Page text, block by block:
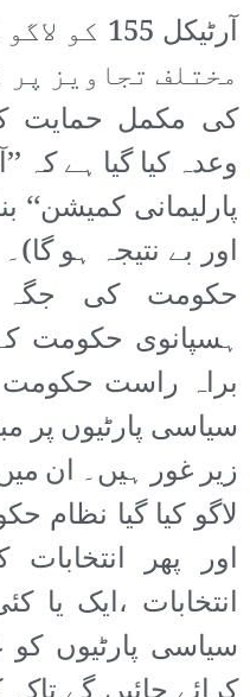
آرٹیکل
کی مکمل حمایت
وعدہ کیا گیا ہے کہ
پارلیمانی کمیشن‘‘
اور بے نتیجہ ہو
حکومت کی جگہ
ہسپانوی حکومت
براہ راست حکومت
سیاسی پارٹیوں
زیر غور ہیں۔ ان
لاگو کیا گیا نظام
اور پھر
انتخابات ،ایک یا
سیاسی پارٹیوں کو